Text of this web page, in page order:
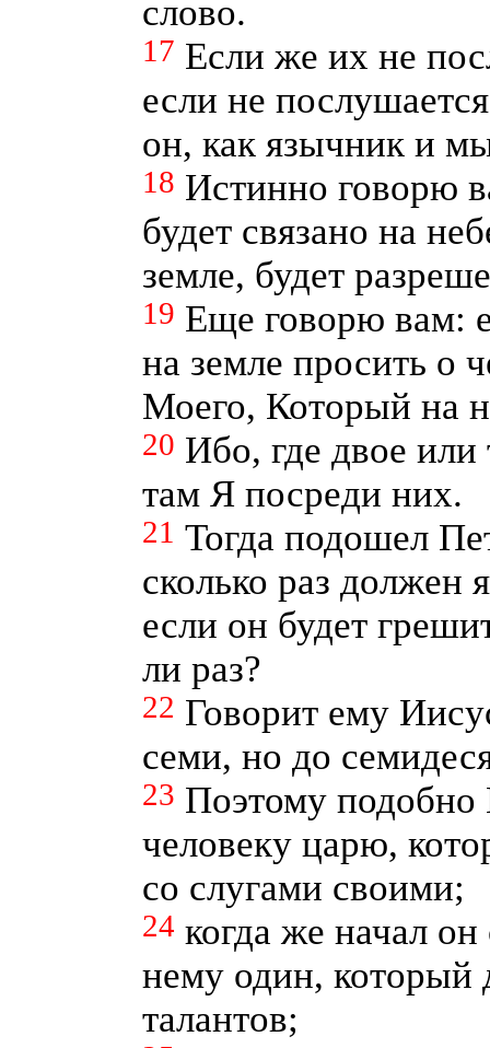
слово.
17 Если же их не
если не
он, как язычник и
18 Истинно говорю
будет связано на
земле, будет
19 Еще говорю вам:
на земле просить о
Моего, Который на
20 Ибо, где двое
там Я посреди них.
21 Тогда подошел
сколько раз должен
если он будет
ли раз?
22 Говорит ему
семи, но до
23 Поэтому подобно
человеку царю,
со слугами своими;
24 когда же начал
нему один, который
талантов;